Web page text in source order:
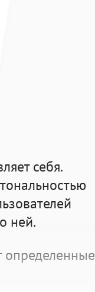
себя.
ней.
определенные